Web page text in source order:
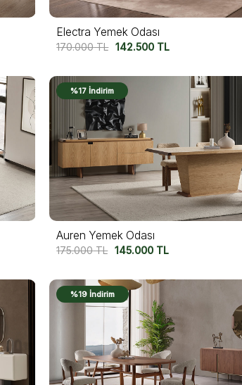
Electra Yemek Odası
170.000TL 142.500 TL
%17 İndirim
Auren Yemek Odası
175.000TL 145.000 TL
%19 İndirim